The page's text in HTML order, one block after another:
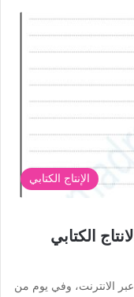
الإنتاج الكتابي
الكتابي
الانترنت، وفي يوم من